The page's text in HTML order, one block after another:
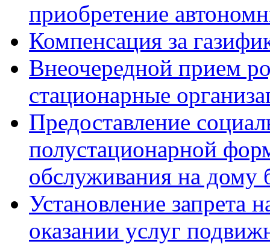
приобретение
Компенсация за
Внеочередной прием
стационарные
Предоставление
полустационарной
обслуживания на дому
Установление запрета
оказании услуг